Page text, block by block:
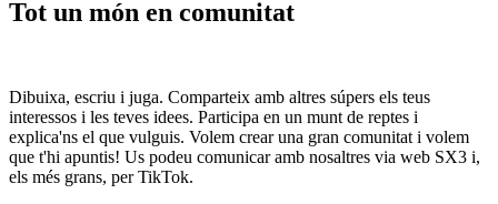
Tot un món en comunitat
Dibuixa, escriu i juga. Comparteix amb altres súpers els teus
interessos i les teves idees. Participa en un munt de reptes i
explica'ns el que vulguis. Volem crear una gran comunitat i volem
que t'hi apuntis! Us podeu comunicar amb nosaltres via web SX3 i,
els més grans, per TikTok.